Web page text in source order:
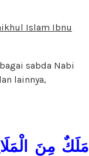
Islam Ibnu
sabda Nabi
lainnya,
مَلَكٌ مِنَ